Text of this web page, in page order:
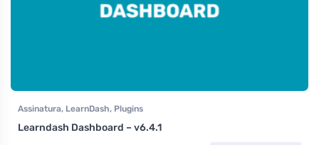
Assinatura, LearnDash, Plugins
Learndash Dashboard – v6.4.1